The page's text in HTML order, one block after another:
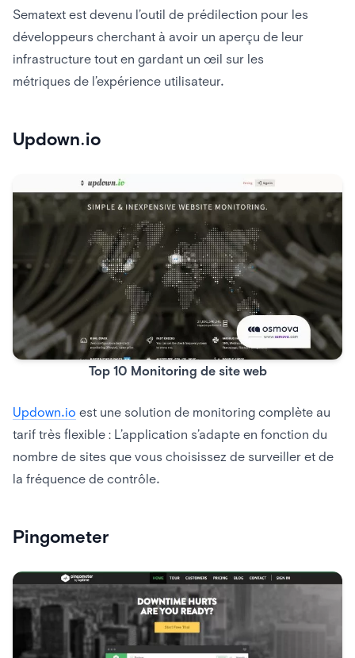
Sematext est devenu l’outil de prédilection pour les
développeurs cherchant à avoir un aperçu de leur
infrastructure tout en gardant un œil sur les
métriques de l’expérience utilisateur.
Updown.io
Top 10 Monitoring de site web
Updown.io est une solution de monitoring complète au
tarif très flexible : L’application s’adapte en fonction du
nombre de sites que vous choisissez de surveiller et de
la fréquence de contrôle.
Pingometer